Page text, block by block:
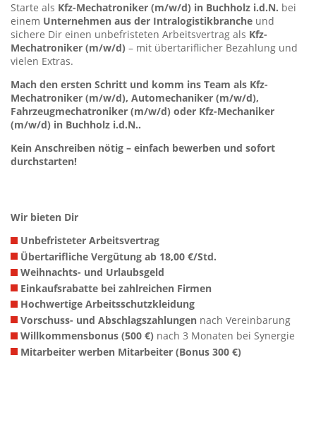
Starte als Kfz-Mechatroniker (m/w/d) in Buchholz i.d.N. bei
einem Unternehmen aus der Intralogistikbranche und
sichere Dir einen unbefristeten Arbeitsvertrag als Kfz-
Mechatroniker (m/w/d) – mit übertariflicher Bezahlung und
vielen Extras.
Mach den ersten Schritt und komm ins Team als Kfz-
Mechatroniker (m/w/d), Automechaniker (m/w/d),
Fahrzeugmechatroniker (m/w/d) oder Kfz-Mechaniker
(m/w/d) in Buchholz i.d.N..
Kein Anschreiben nötig – einfach bewerben und sofort
durchstarten!
Wir bieten Dir
Unbefristeter Arbeitsvertrag
Übertarifliche Vergütung ab 18,00 €/Std.
Weihnachts- und Urlaubsgeld
Einkaufsrabatte bei zahlreichen Firmen
Hochwertige Arbeitsschutzkleidung
Vorschuss- und Abschlagszahlungen nach Vereinbarung
Willkommensbonus (500 €) nach 3 Monaten bei Synergie
Mitarbeiter werben Mitarbeiter (Bonus 300 €)